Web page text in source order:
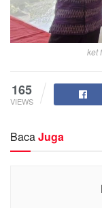
ket
165
VIEWS
BacaJuga